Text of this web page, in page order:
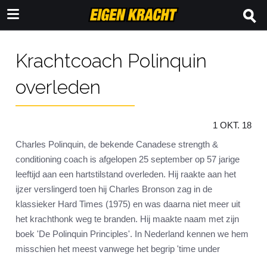
Krachtcoach Polinquin
overleden
1 OKT. 18
Charles Polinquin, de bekende Canadese strength &
conditioning coach is afgelopen 25 september op 57 jarige
leeftijd aan een hartstilstand overleden. Hij raakte aan het
ijzer verslingerd toen hij Charles Bronson zag in de
klassieker Hard Times (1975) en was daarna niet meer uit
het krachthonk weg te branden. Hij maakte naam met zijn
boek 'De Polinquin Principles'. In Nederland kennen we hem
misschien het meest vanwege het begrip 'time under